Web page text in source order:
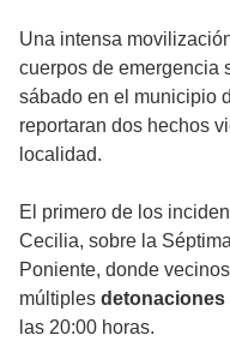
Una intensa
cuerpos de emergencia
sábado en el municipio
reportaran dos hechos
localidad.
El primero de los
Cecilia, sobre la
Poniente, donde
múltiples detonaciones
las 20:00 horas.